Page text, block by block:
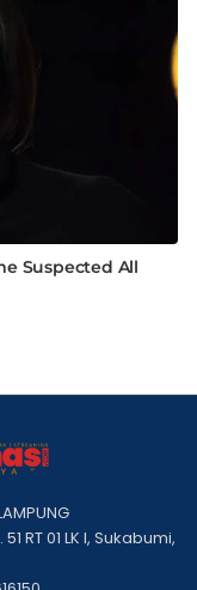
RT 01 LK I, Sukabumi,